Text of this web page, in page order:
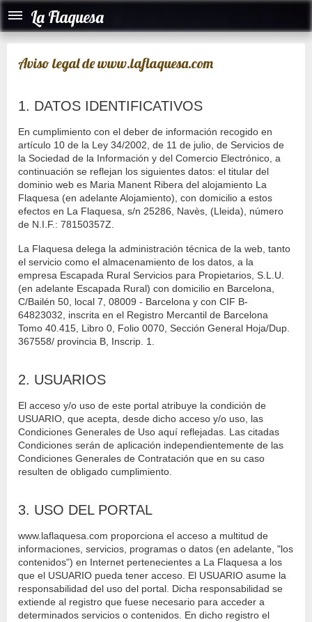
La Flaquesa
Aviso legal de www.laflaquesa.com
1. DATOS IDENTIFICATIVOS
En cumplimiento con el deber de información recogido en
artículo 10 de la Ley 34/2002, de 11 de julio, de Servicios de
la Sociedad de la Información y del Comercio Electrónico, a
continuación se reflejan los siguientes datos: el titular del
dominio web es Maria Manent Ribera del alojamiento La
Flaquesa (en adelante Alojamiento), con domicilio a estos
efectos en La Flaquesa, s/n 25286, Navès, (Lleida), número
de N.I.F.: 78150357Z.
La Flaquesa delega la administración técnica de la web, tanto
el servicio como el almacenamiento de los datos, a la
empresa Escapada Rural Servicios para Propietarios, S.L.U.
(en adelante Escapada Rural) con domicilio en Barcelona,
C/Bailén 50, local 7, 08009 - Barcelona y con CIF B-
64823032, inscrita en el Registro Mercantil de Barcelona
Tomo 40.415, Libro 0, Folio 0070, Sección General Hoja/Dup.
367558/ provincia B, Inscrip. 1.
2. USUARIOS
El acceso y/o uso de este portal atribuye la condición de
USUARIO, que acepta, desde dicho acceso y/o uso, las
Condiciones Generales de Uso aquí reflejadas. Las citadas
Condiciones serán de aplicación independientemente de las
Condiciones Generales de Contratación que en su caso
resulten de obligado cumplimiento.
3. USO DEL PORTAL
www.laflaquesa.com proporciona el acceso a multitud de
informaciones, servicios, programas o datos (en adelante, "los
contenidos") en Internet pertenecientes a La Flaquesa a los
que el USUARIO pueda tener acceso. El USUARIO asume la
responsabilidad del uso del portal. Dicha responsabilidad se
extiende al registro que fuese necesario para acceder a
determinados servicios o contenidos. En dicho registro el